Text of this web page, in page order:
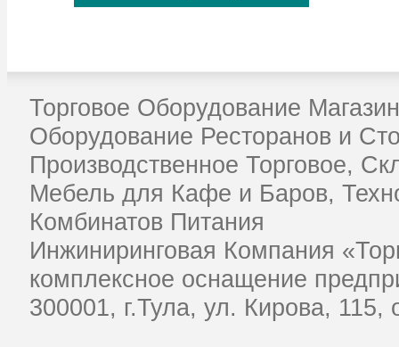
Торговое Оборудование
Оборудование Ресторанов и
Производственное Торговое,
Мебель для Кафе и Баров,
Комбинатов Питания
Инжиниринговая Компания
комплексное оснащение
​300001, г.Тула, ул. Кирова, 115,